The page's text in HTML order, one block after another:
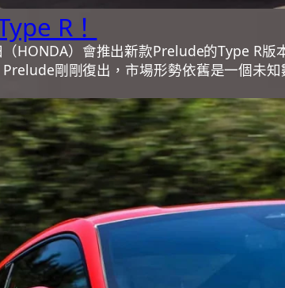
R！
HONDA）會推出新款Prelude的Type R
剛剛復出，市場形勢依舊是一個未